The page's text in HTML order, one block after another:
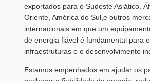
exportados para o Sudeste Asiático,
Oriente, América do Sul,e outros
internacionais em que um
de energia fiável é fundamental para
infraestruturas e o desenvolvimento
Estamos empenhados em ajudar os